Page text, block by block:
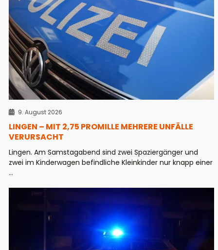
9. August 2026
LINGEN – MIT 2,75 PROMILLE MEHRERE UNFÄLLE
VERURSACHT
Lingen. Am Samstagabend sind zwei Spaziergänger und
zwei im Kinderwagen befindliche Kleinkinder nur knapp einer
...